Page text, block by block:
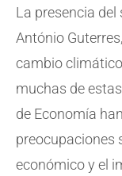
La presencia del
António
cambio
muchas de
de Economía
preocupaciones
económico y el